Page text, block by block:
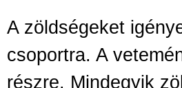
A zöldségeket
csoportra. A
részre. Mindegyik